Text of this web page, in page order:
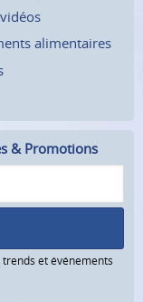
alimentaires
& Promotions
et événements